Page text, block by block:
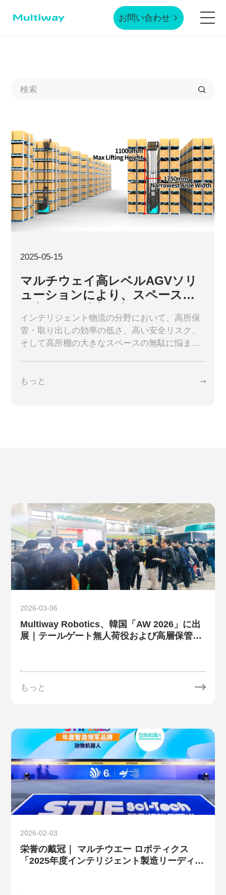
お問い合わせ
製品技術
業界事例
サービスサポート
CN EN KR
ES
DE
2025-05-15
マルチウェイ高レベルAGVソリ
ューションにより、スペース利
インテリジェント物流の分野において、高所保
管・取り出しの効率の低さ、高い安全リスク、
そして高所棚の大きなスペースの無駄に悩まさ
ンは、革新的な技術で従来の制約を打ち破り、
もっと
2026-03-06
Multiway Robotics、韓国「AW 2026」に出
展｜テールゲート無人荷役および高層保管ソ
もっと
2026-02-03
栄誉の戴冠｜ マルチウエー ロボティクス
「2025年度インテリジェント製造リーディン